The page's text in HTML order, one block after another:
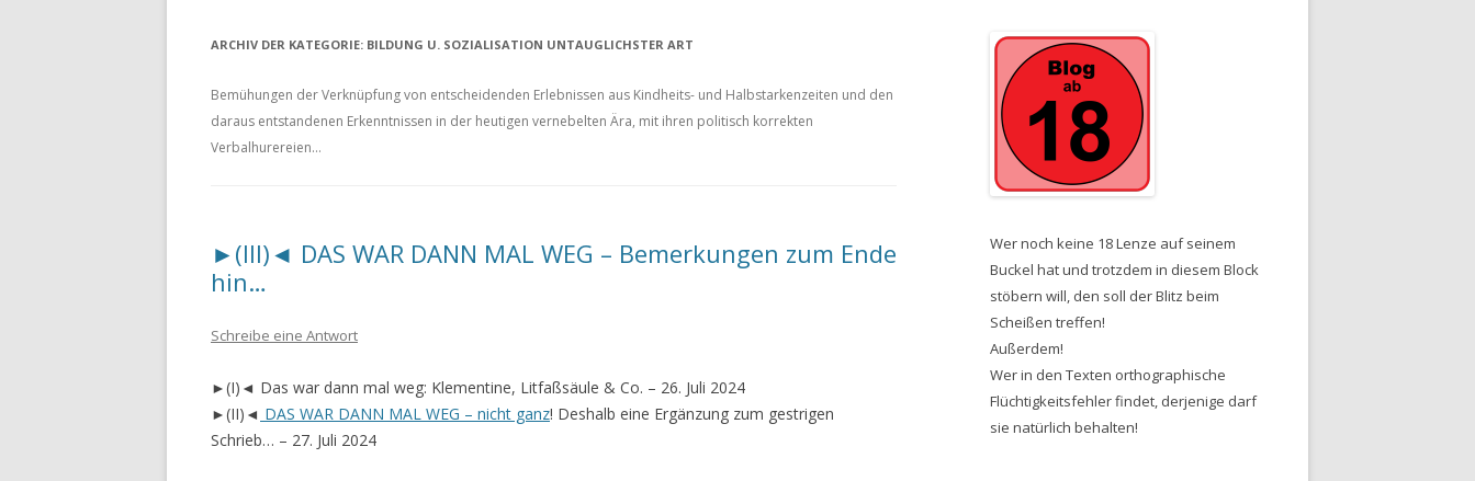
ARCHIV DER KATEGORIE: BILDUNG U. SOZIALISATION UNTAUGLICHSTER ART
Bemühungen der Verknüpfung von entscheidenden Erlebnissen aus Kindheits- und Halbstarkenzeiten und den
daraus entstandenen Erkenntnissen in der heutigen vernebelten Ära, mit ihren politisch korrekten
Verbalhurereien…
►(III)◄ DAS WAR DANN MAL WEG – Bemerkungen zum Ende
hin…
Schreibe eine Antwort
►(I)◄ Das war dann mal weg: Klementine, Litfaßsäule & Co. – 26. Juli 2024
►(II)◄ DAS WAR DANN MAL WEG – nicht ganz! Deshalb eine Ergänzung zum gestrigen
Schrieb… – 27. Juli 2024
Wer noch keine 18 Lenze auf seinem
Buckel hat und trotzdem in diesem Block
stöbern will, den soll der Blitz beim
Scheißen treffen!
Außerdem!
Wer in den Texten orthographische
Flüchtigkeitsfehler findet, derjenige darf
sie natürlich behalten!